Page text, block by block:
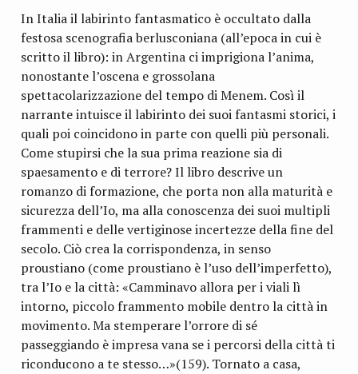
In Italia il labirinto fantasmatico è occultato dalla
festosa scenografia berlusconiana (all’epoca in cui è
scritto il libro): in Argentina ci imprigiona l’anima,
nonostante l’oscena e grossolana
spettacolarizzazione del tempo di Menem. Così il
narrante intuisce il labirinto dei suoi fantasmi storici, i
quali poi coincidono in parte con quelli più personali.
Come stupirsi che la sua prima reazione sia di
spaesamento e di terrore? Il libro descrive un
romanzo di formazione, che porta non alla maturità e
sicurezza dell’Io, ma alla conoscenza dei suoi multipli
frammenti e delle vertiginose incertezze della fine del
secolo. Ciò crea la corrispondenza, in senso
proustiano (come proustiano è l’uso dell’imperfetto),
tra l’Io e la città: «Camminavo allora per i viali lì
intorno, piccolo frammento mobile dentro la città in
movimento. Ma stemperare l’orrore di sé
passeggiando è impresa vana se i percorsi della città ti
riconducono a te stesso…»(159). Tornato a casa,